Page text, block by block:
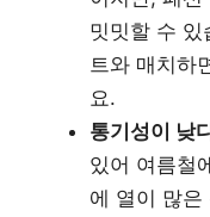
밋밋할 수 있
트와 매치하
요.
통기성이 낮
있어 여름철
에 열이 많은